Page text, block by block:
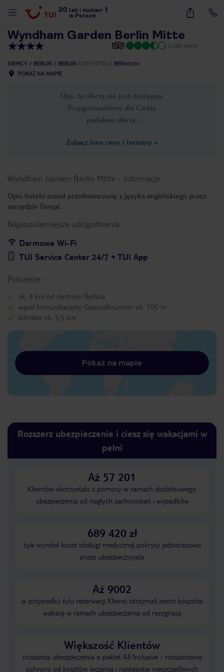
30 lat numer 1
w Polsce
40
Wyndham Garden Berlin Mitte
(1285 opinii)
NIEMCY BERLIN BERLIN KOD HOTELU BER10124
POKAŻ NA MAPIE
Ups, ta oferta nie jest dostępna.
Przygotowaliśmy dla Ciebie
podobne oferty:
Zobacz inne ceny i terminy »
Wyndham Garden Berlin Mitte - informacje
Opis hotelu został przetłumaczony z języka angielskiego przez
narzędzie DeepL
Najpopularniejsze udogodnienia:
Darmowe Wi-Fi
TUI Service Center 24/7 + TUI App
Położenie:
ok. 4 km od centrum Berlina
węzeł komunikacyjny Gesundbrunnen ok. 700 m
lotnisko ok. 5,5 km
Pokaż na mapie
Rozszerz ubezpieczenie i ciesz się wakacjami w
pełni
Aż 57 201
Klientów skorzystało z pomocy w ramach dodatkowego
ubezpieczenia od nagłych zachorowań i wypadków
689 420 zł
tyle wyniósł koszt obsługi medycznej pokryty jednorazowo
przez ubezpieczyciela
Aż 9002
w przypadku tylu rezerwacji Klienci otrzymali zwrot kosztów
wakacji w ramach ubezpieczenia od rezygnacji
Większość Klientów
rozszerza ubezpieczenia o pakiet All Inclusive - rozszerzenie
ochrony od kosztów leczenia i następstw nieszczęśliwych